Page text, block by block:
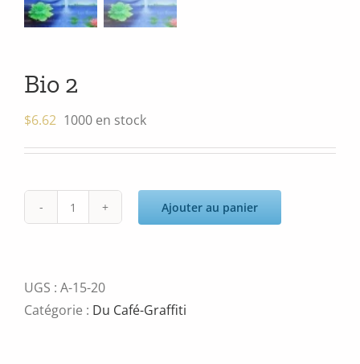
Bio 2
$6.62 1000 en stock
quantité
2
Ajouter au panier
UGS : A-15-20
Catégorie : Du Café-Graffiti